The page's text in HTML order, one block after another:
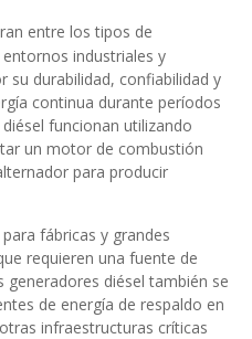
entre los tipos de
industriales y
su durabilidad, confiabilidad y
continua durante períodos
funcionan utilizando
un motor de combustión
para producir
fábricas y grandes
requieren una fuente de
generadores diésel también se
de energía de respaldo en
infraestructuras críticas